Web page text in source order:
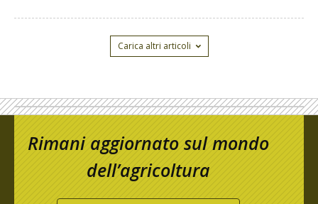
Carica altri articoli
Rimani aggiornato sul mondo
dell’agricoltura